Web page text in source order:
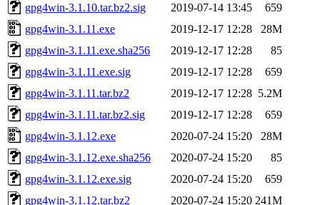
gpg4win-3.1.10.tar.bz2.sig
2019-07-14 13:45
659
gpg4win-3.1.11.exe
2019-12-17 12:28
28M
gpg4win-3.1.11.exe.sha256
2019-12-17 12:28
85
gpg4win-3.1.11.exe.sig
2019-12-17 12:28
659
gpg4win-3.1.11.tar.bz2
2019-12-17 12:28 5.2M
gpg4win-3.1.11.tar.bz2.sig
2019-12-17 12:28
659
gpg4win-3.1.12.exe
2020-07-24 15:20
28M
gpg4win-3.1.12.exe.sha256
2020-07-24 15:20
85
gpg4win-3.1.12.exe.sig
2020-07-24 15:20
659
gpg4win-3.1.12.tar.bz2
2020-07-24 15:20 241M